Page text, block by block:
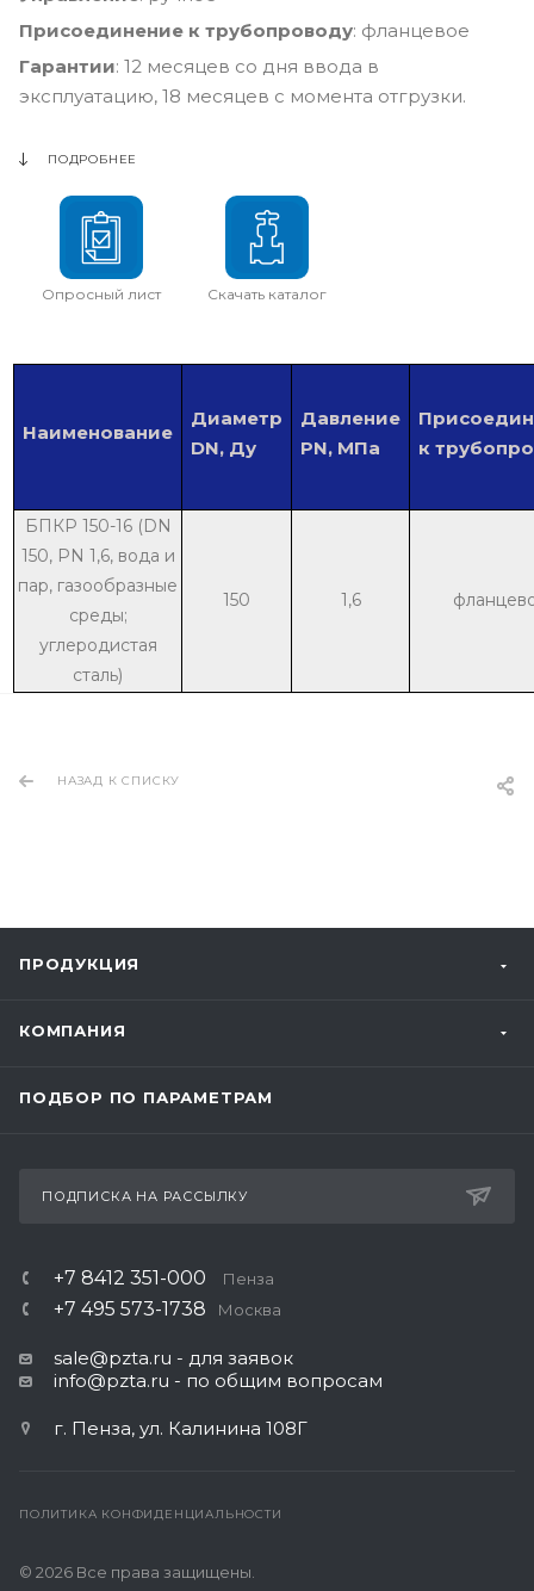
Присоединение к трубопроводу: фланцевое
Гарантии: 12 месяцев со дня ввода в
эксплуатацию, 18 месяцев с момента отгрузки.
ПОДРОБНЕЕ
Опросный лист Скачать каталог
Наименование
Диаметр
DN, Ду
Давление
PN, МПа
к
БПКР 150-16 (DN
150, PN 1,6, вода и
пар, газообразные
среды;
углеродистая
сталь)
150 1,6
НАЗАД К СПИСКУ
ПРОДУКЦИЯ
КОМПАНИЯ
ПОДБОР ПО ПАРАМЕТРАМ
ПОДПИСКА НА РАССЫЛКУ
+7 8412 351-000 Пенза
+7 495 573-1738 Москва
sale@pzta.ru - для заявок
info@pzta.ru - по общим вопросам
г. Пенза, ул. Калинина 108Г
ПОЛИТИКА КОНФИДЕНЦИАЛЬНОСТИ
© 2026 Все права защищены.